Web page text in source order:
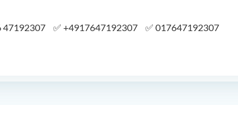
47192307 ✅ +4917647192307 ✅ 017647192307